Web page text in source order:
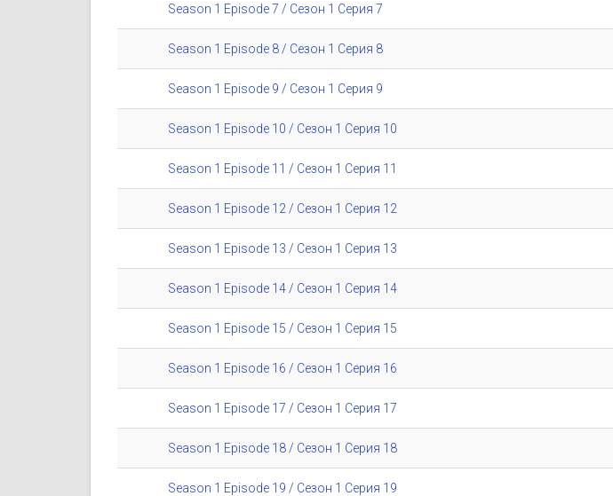
Season 1 Episode 7 / Сезон 1 Серия 7
Season 1 Episode 8 / Сезон 1 Серия 8
Season 1 Episode 9 / Сезон 1 Серия 9
Season 1 Episode 10 / Сезон 1 Серия 10
Season 1 Episode 11 / Сезон 1 Серия 11
Season 1 Episode 12 / Сезон 1 Серия 12
Season 1 Episode 13 / Сезон 1 Серия 13
Season 1 Episode 14 / Сезон 1 Серия 14
Season 1 Episode 15 / Сезон 1 Серия 15
Season 1 Episode 16 / Сезон 1 Серия 16
Season 1 Episode 17 / Сезон 1 Серия 17
Season 1 Episode 18 / Сезон 1 Серия 18
Season 1 Episode 19 / Сезон 1 Серия 19